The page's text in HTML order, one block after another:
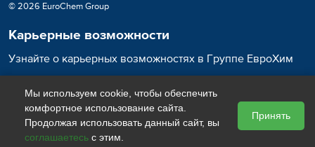
© 2026 EuroChem Group
Карьерные возможности
Узнайте о карьерных возможностях в Группе ЕвроХим
Карьера в ЕвроХим
Мы используем cookie, чтобы обеспечить
комфортное использование сайта.
Продолжая использовать данный сайт, вы
соглашаетесь с этим.
Принять